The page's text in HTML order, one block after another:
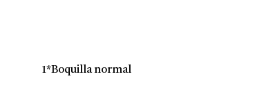
1*Boquilla normal